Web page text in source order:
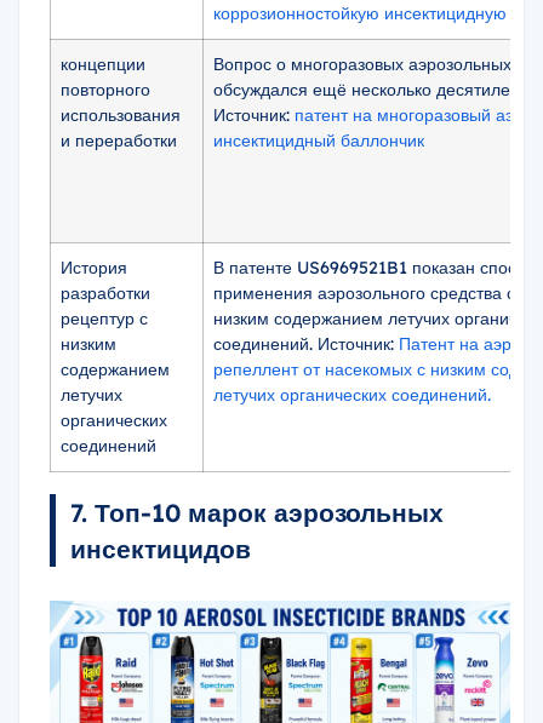
коррозионностойкую инсектицидную
концепции
повторного
использования
и переработки
Вопрос о многоразовых аэрозольных
обсуждался ещё несколько десятилетий
Источник: патент на многоразовый
инсектицидный баллончик
История
разработки
рецептур с
низким
содержанием
летучих
органических
соединений
В патенте US6969521B1 показан способ
применения аэрозольного средства от
низким содержанием летучих
соединений. Источник: Патент на
репеллент от насекомых с низким
летучих органических соединений.
7. Топ-10 марок аэрозольных
инсектицидов